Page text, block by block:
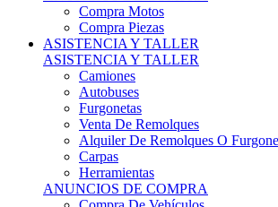
Compra Piezas
ASISTENCIA Y TALLER
ASISTENCIA Y TALLER
Camiones
Autobuses
Furgonetas
Venta De Remolques
Alquiler De Remolques O Furgones
Carpas
Herramientas
ANUNCIOS DE COMPRA
Compra De Vehículos
Compra De Herramientas